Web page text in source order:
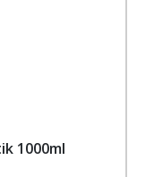
1000ml